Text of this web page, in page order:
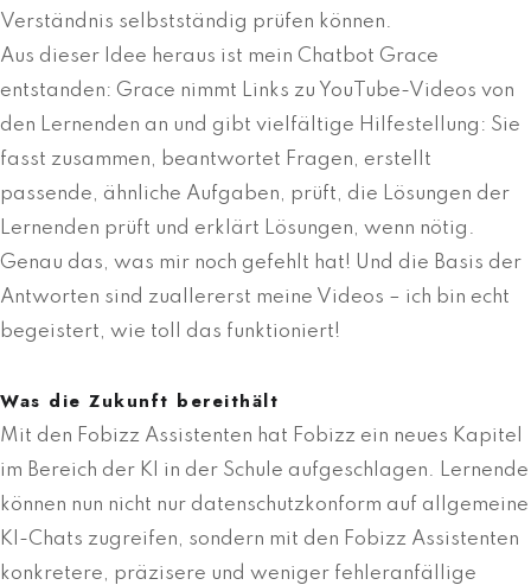
Verständnis selbstständig prüfen können.
Aus dieser Idee heraus ist mein Chatbot Grace
entstanden: Grace nimmt Links zu YouTube-Videos von
den Lernenden an und gibt vielfältige Hilfestellung: Sie
fasst zusammen, beantwortet Fragen, erstellt
passende, ähnliche Aufgaben, prüft, die Lösungen der
Lernenden prüft und erklärt Lösungen, wenn nötig.
Genau das, was mir noch gefehlt hat! Und die Basis der
Antworten sind zuallererst meine Videos – ich bin echt
begeistert, wie toll das funktioniert!
Was die Zukunft bereithält
Mit den Fobizz Assistenten hat Fobizz ein neues Kapitel
im Bereich der KI in der Schule aufgeschlagen. Lernende
können nun nicht nur datenschutzkonform auf allgemeine
KI-Chats zugreifen, sondern mit den Fobizz Assistenten
konkretere, präzisere und weniger fehleranfällige